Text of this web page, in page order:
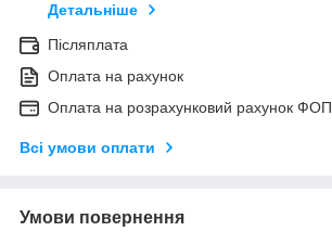
Детальніше
Післяплата
Оплата на рахунок
Оплата на розрахунковий рахунок ФОП
Всі умови оплати
Умови повернення